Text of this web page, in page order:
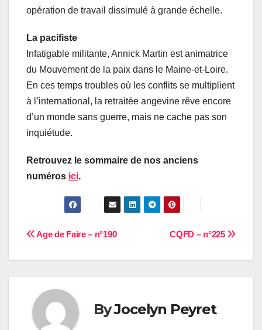
opération de travail dissimulé à grande échelle.
La pacifiste
Infatigable militante, Annick Martin est animatrice
du Mouvement de la paix dans le Maine-et-Loire.
En ces temps troubles où les conflits se multiplient
à l’international, la retraitée angevine rêve encore
d’un monde sans guerre, mais ne cache pas son
inquiétude.
Retrouvez le sommaire de nos anciens
numéros ici.
Navigation
de
l’article
CQFD – n°225
Age de Faire – n°190
ByJocelyn Peyret